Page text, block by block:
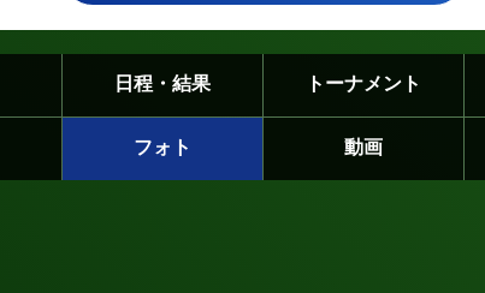
日程・結果 トーナメント
フォト 動画